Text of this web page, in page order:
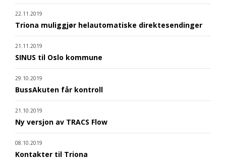
22.11.2019
Triona muliggjør helautomatiske direktesendinger
21.11.2019
SINUS til Oslo kommune
29.10.2019
BussAkuten får kontroll
21.10.2019
Ny versjon av TRACS Flow
08.10.2019
Kontakter til Triona